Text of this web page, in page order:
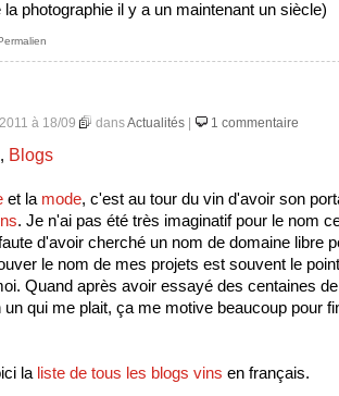
la photographie il y a un maintenant un siècle)
à 18/09 dansActualités | 1 commentaire
, Blogs
et la mode, c'est au tour du vin d'avoir son
. Je n'ai pas été très imaginatif pour le nom
d'avoir cherché un nom de domaine libre
le nom de mes projets est souvent le
Quand après avoir essayé des centaines
un qui me plait, ça me motive beaucoup pour
la liste de tous les blogs vins en français.